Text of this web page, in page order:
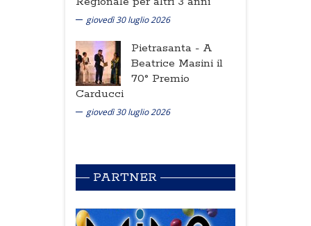
giovedì 30 luglio 2026
Pietrasanta - A
Beatrice Masini il
70° Premio
Carducci
giovedì 30 luglio 2026
PARTNER